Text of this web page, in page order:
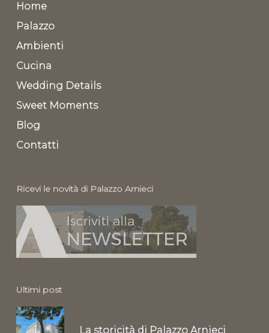
Home
Palazzo
Ambienti
Cucina
Wedding Details
Sweet Moments
Blog
Contatti
Ricevi le novità di Palazzo Arnieci
Ultimi post
La storicità di Palazzo Arnieci